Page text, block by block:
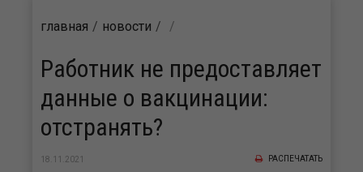
главная новости
Работник не предоставляет
данные о вакцинации:
отстранять?
18.11.2021 РАСПЕЧАТАТЬ